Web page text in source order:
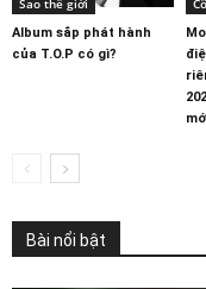
Sao thế giới
Album sắp phát hành
của T.O.P có gì?
Bài nổi bật